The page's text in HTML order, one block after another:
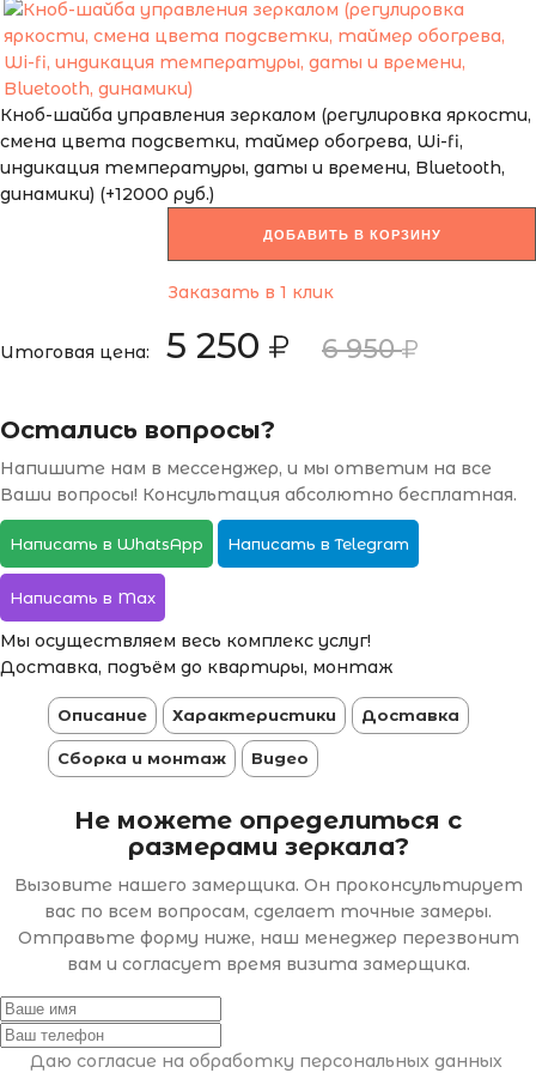
Кноб-шайба управления зеркалом (регулировка яркости,
смена цвета подсветки, таймер обогрева, Wi-fi,
индикация температуры, даты и времени, Bluetooth,
динамики) (+12000 руб.)
ДОБАВИТЬ В КОРЗИНУ
Заказать в 1 клик
Итоговая цена: 5 250 6 950
Остались вопросы?
Напишите нам в мессенджер, и мы ответим на все
Ваши вопросы! Консультация абсолютно бесплатная.
Написать в WhatsApp Написать в Telegram
Написать в Max
Мы осуществляем весь комплекс услуг!
Доставка, подъём до квартиры, монтаж
Описание Характеристики Доставка
Сборка и монтаж Видео
Не можете определиться с
размерами зеркала?
Вызовите нашего замерщика. Он проконсультирует
вас по всем вопросам, сделает точные замеры.
Отправьте форму ниже, наш менеджер перезвонит
вам и согласует время визита замерщика.
Даю согласие на обработку персональных данных